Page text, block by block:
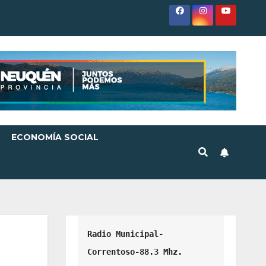
ECONOMÍA SOCIAL
Radio Municipal-
Correntoso-88.3 Mhz.